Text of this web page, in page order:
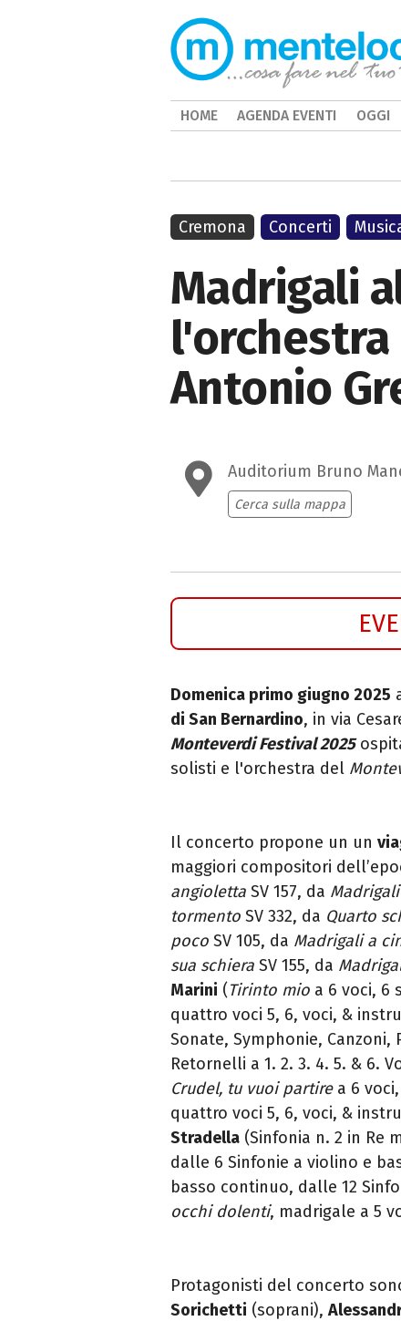
Madrigali
Antonio
Auditorium Bruno
Cerca sulla mappa
Domenica primo giugno 2025
di San Bernardino, in via
Monteverdi Festival 2025
solisti e l'orchestra del
Il concerto propone un un
maggiori compositori
angioletta SV 157, da
tormento SV 332, da Quarto
poco SV 105, da Madrigali a
sua schiera SV 155, da
Marini (Tirinto mio a 6 voci, 6
quattro voci 5, 6, voci, &
Sonate, Symphonie, Canzoni,
Retornelli a 1. 2. 3. 4. 5. & 6.
Crudel, tu vuoi partire a 6
quattro voci 5, 6, voci, &
Stradella (Sinfonia n. 2 in Re
dalle 6 Sinfonie a violino e
basso continuo, dalle 12
occhi dolenti, madrigale a 5
Protagonisti del concerto
Sorichetti (soprani),
Cremona Concerti
HOME AGENDA EVENTI OGGI